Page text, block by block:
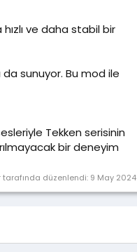
ve daha stabil bir
sunuyor. Bu mod ile
Tekken serisinin
bir deneyim
tarafında düzenlendi: 9 May 2024